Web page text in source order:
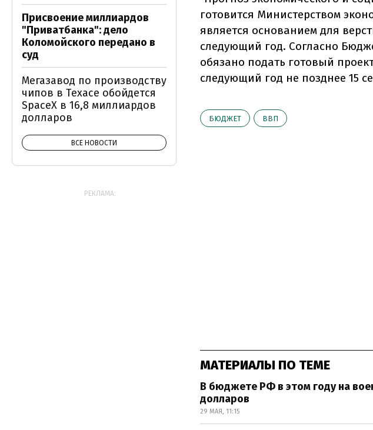
готовится Министерством
является основанием для
следующий год. Согласно
обязано подать готовый
следующий год не позднее 15
БЮДЖЕТ ВВП
МАТЕРИАЛЫ ПО ТЕМЕ
В бюджете РФ в этом году на
долларов
29 МАЯ, 11:15
Присвоение миллиардов
"Приватбанка": дело
Коломойского передано в
суд
Мегазавод по производству
чипов в Техасе обойдется
SpaceX в 16,8 миллиардов
долларов
ВСЕ НОВОСТИ
РЕКЛАМА: